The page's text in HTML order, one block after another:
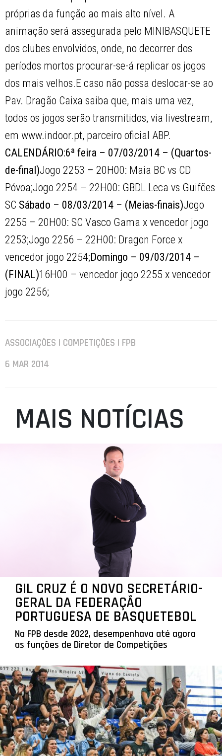
próprias da função ao mais alto nível. A
animação será assegurada pelo MINIBASQUETE
dos clubes envolvidos, onde, no decorrer dos
períodos mortos procurar-se-á replicar os jogos
dos mais velhos.E caso não possa deslocar-se ao
Pav. Dragão Caixa saiba que, mais uma vez,
todos os jogos serão transmitidos, via livestream,
em www.indoor.pt, parceiro oficial ABP.
CALENDÁRIO:6ª feira – 07/03/2014 – (Quartos-
de-final)Jogo 2253 – 20H00: Maia BC vs CD
Póvoa;Jogo 2254 – 22H00: GBDL Leca vs Guifões
SC Sábado – 08/03/2014 – (Meias-finais)Jogo
2255 – 20H00: SC Vasco Gama x vencedor jogo
2253;Jogo 2256 – 22H00: Dragon Force x
vencedor jogo 2254; Domingo – 09/03/2014 –
(FINAL)16H00 – vencedor jogo 2255 x vencedor
jogo 2256;
ASSOCIAÇÕES | COMPETIÇÕES | FPB
6 MAR 2014
MAIS NOTÍCIAS
GIL CRUZ É O NOVO SECRETÁRIO-
GERAL DA FEDERAÇÃO
PORTUGUESA DE BASQUETEBOL
Na FPB desde 2022, desempenhava até agora
as funções de Diretor de Competições